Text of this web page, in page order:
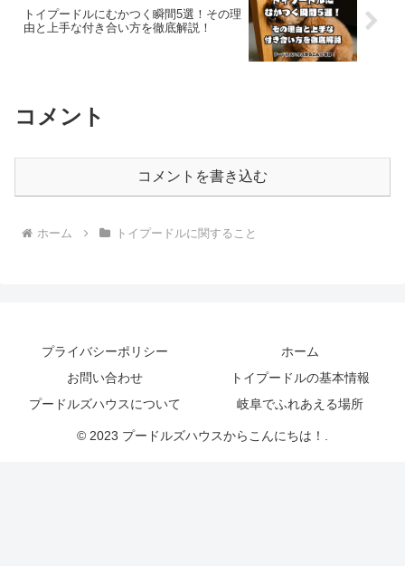
トイプードルにむかつく瞬間5選！その理
由と上手な付き合い方を徹底解説！
コメント
コメントを書き込む
ホーム トイプードルに関すること
プライバシーポリシー
ホーム
お問い合わせ
トイプードルの基本情報
プードルズハウスについて
岐阜でふれあえる場所
© 2023 プードルズハウスからこんにちは！.